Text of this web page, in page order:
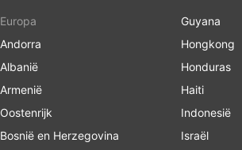
Europa
Andorra
Albanië
Armenië
Oostenrijk
Bosnië en Herzegovina
Guyana
Hongkong
Honduras
Haiti
Indonesië
Israël